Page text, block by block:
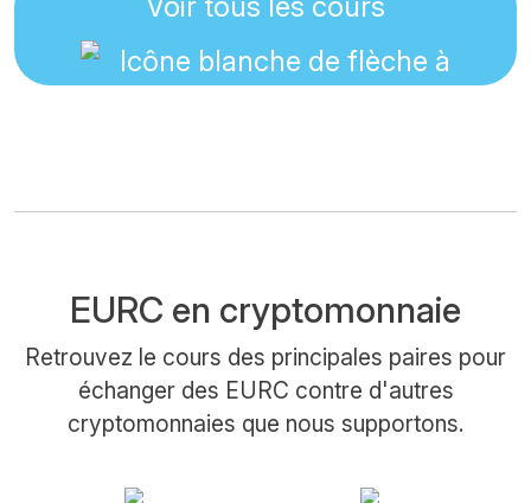
EURC en cryptomonnaie
Retrouvez le cours des principales paires pour
échanger des EURC contre d'autres
cryptomonnaies que nous supportons.